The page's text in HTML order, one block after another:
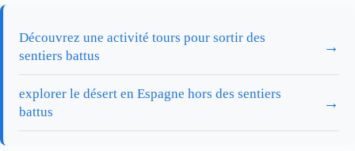
Découvrez une activité tours pour sortir des
sentiers battus
→
explorer le désert en Espagne hors des sentiers
battus
→